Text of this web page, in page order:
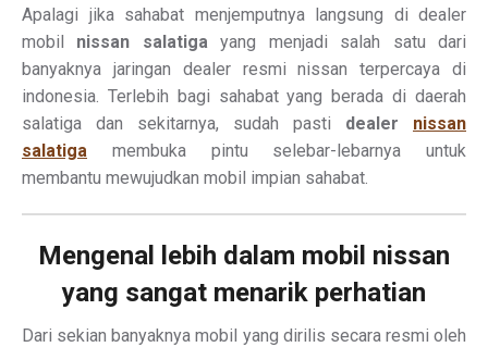
Apalagi jika sahabat menjemputnya langsung di dealer
mobil nissan salatiga yang menjadi salah satu dari
banyaknya jaringan dealer resmi nissan terpercaya di
indonesia. Terlebih bagi sahabat yang berada di daerah
salatiga dan sekitarnya, sudah pasti dealer nissan
salatiga membuka pintu selebar-lebarnya untuk
membantu mewujudkan mobil impian sahabat.
Mengenal lebih dalam mobil nissan
yang sangat menarik perhatian
Dari sekian banyaknya mobil yang dirilis secara resmi oleh